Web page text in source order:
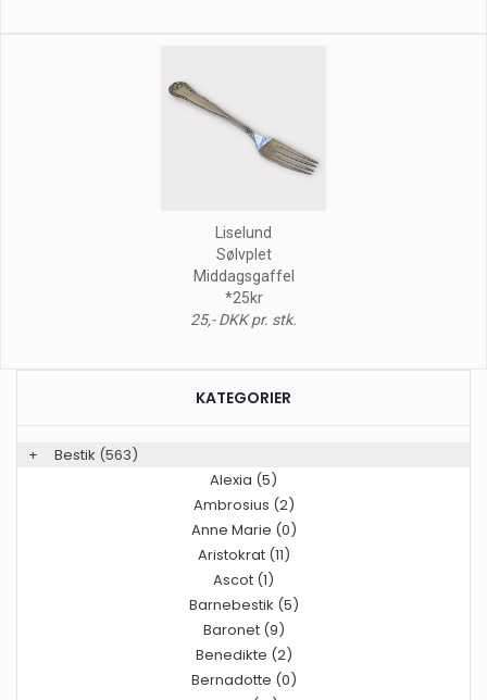
Liselund
Sølvplet
Middagsgaffel
*25kr
25,- DKK pr. stk.
KATEGORIER
+ Bestik (563)
Alexia (5)
Ambrosius (2)
Anne Marie (0)
Aristokrat (11)
Ascot (1)
Barnebestik (5)
Baronet (9)
Benedikte (2)
Bernadotte (0)